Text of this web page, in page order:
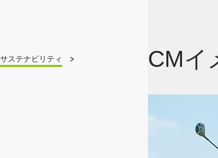
サステナビリティ CMイ